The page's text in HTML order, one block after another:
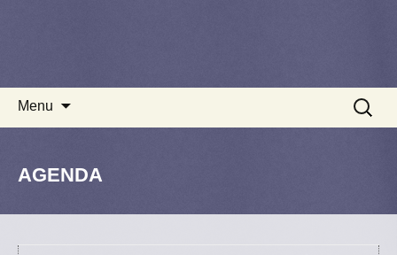
Menu
AGENDA